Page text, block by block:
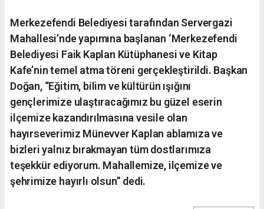
Merkezefendi Belediyesi tarafından Servergazi
Mahallesi’nde yapımına başlanan ‘Merkezefendi
Belediyesi Faik Kaplan Kütüphanesi ve Kitap
Kafe’nin temel atma töreni gerçekleştirildi. Başkan
Doğan, “Eğitim, bilim ve kültürün ışığını
gençlerimize ulaştıracağımız bu güzel eserin
ilçemize kazandırılmasına vesile olan
hayırseverimiz Münevver Kaplan ablamıza ve
bizleri yalnız bırakmayan tüm dostlarımıza
teşekkür ediyorum. Mahallemize, ilçemize ve
şehrimize hayırlı olsun” dedi.